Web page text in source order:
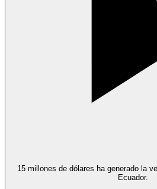
15 millones de dólares ha generado la
Ecuador.